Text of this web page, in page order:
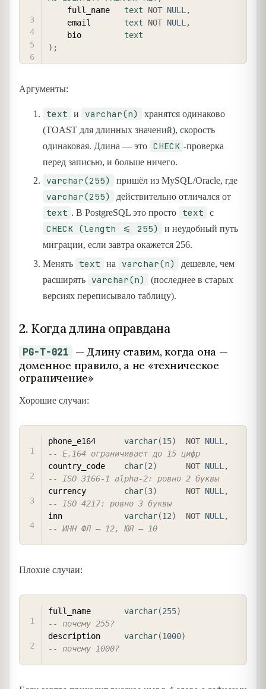
    full_name
text NOT NULL ,
    email
text NOT NULL ,
    bio
text
) ;
Аргументы:
text и varchar(n)
хранятся одинаково
(TOAST для длинных значений), скорость
одинаковая. Длина — это CHECK -проверка
перед записью, и больше ничего.
varchar(255) пришёл из MySQL/Oracle, где
varchar(255) действительно отличался от
text . В PostgreSQL это просто text с
CHECK (length <= 255)
и неудобный путь
миграции, если завтра окажется 256.
Менять
text на varchar(n)
дешевле, чем
расширять
varchar(n)
(последнее в старых
версиях переписывало таблицу).
2. Когда длина оправдана
PG-T-021
— Длину ставим, когда она —
доменное правило, а не «техническое
ограничение»
Хорошие случаи:
phone_e164 varchar(15) NOT NULL,
-- E.164 ограничивает до 15 цифр
country_code char(2) NOT NULL,
-- ISO 3166-1 alpha-2: ровно 2 буквы
currency char(3) NOT NULL,
-- ISO 4217: ровно 3 буквы
inn varchar(12) NOT NULL,
-- ИНН ФЛ — 12, ЮЛ — 10
COPY
Плохие случаи:
full_name varchar(255)
-- почему 255?
description varchar(1000)
-- почему 1000?